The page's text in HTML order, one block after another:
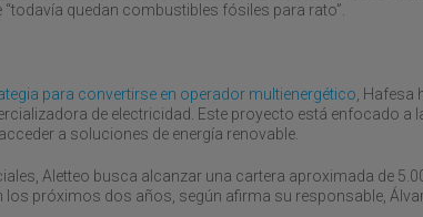
quedan combustibles fósiles para rato”.
para convertirse en operador multienergético ,
de electricidad. Este proyecto está enfocado
a soluciones de energía renovable.
Aletteo busca alcanzar una cartera aproximada de
los próximos dos años, según afirma su responsable,